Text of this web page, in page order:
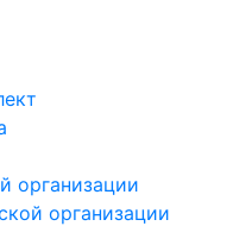
организации
организации